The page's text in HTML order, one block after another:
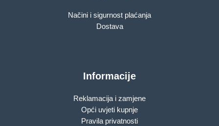
Načini i sigurnost plaćanja
Dostava
Informacije
Reklamacija i zamjene
Opći uvjeti kupnje
Pravila privatnosti